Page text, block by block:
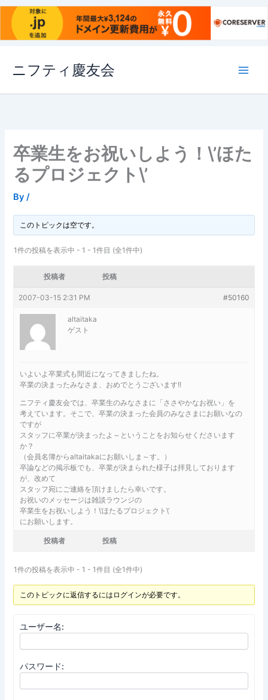
ス
ニフティ慶友会
卒業生をお祝いしよう！\’ほた
るプロジェクト\’
By/
このトピックは空です。
1件の投稿を表示中 - 1 - 1件目 (全1件中)
投稿者 投稿
2007-03-15 2:31 PM #50160
altaitaka
ゲスト
いよいよ卒業式も間近になってきましたね。
卒業の決まったみなさま、おめでとうございます!!
ニフティ慶友会では、卒業生のみなさまに「ささやかなお祝い」を
考えています。そこで、卒業の決まった会員のみなさまにお願いなの
ですが
スタッフに卒業が決まったよ～ということをお知らせくださいます
か？
（会員名簿からaltaitakaにお願いしま～す。）
卒論などの掲示板でも、卒業が決まられた様子は拝見しております
が、改めて
スタッフ宛にご連絡を頂けましたら幸いです。
お祝いのメッセージは雑談ラウンジの
卒業生をお祝いしよう！\’ほたるプロジェクト\’
にお願いします。
投稿者 投稿
1件の投稿を表示中 - 1 - 1件目 (全1件中)
このトピックに返信するにはログインが必要です。
ユーザー名:
パスワード: